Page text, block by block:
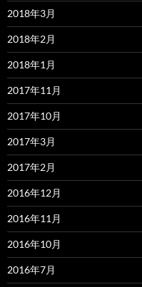
2018年3月
2018年2月
2018年1月
2017年11月
2017年10月
2017年3月
2017年2月
2016年12月
2016年11月
2016年10月
2016年7月